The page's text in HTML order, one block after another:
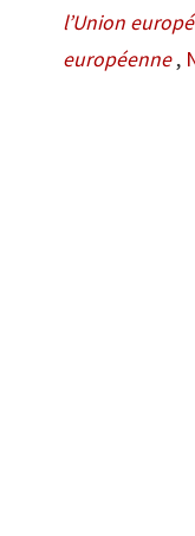
l’Union
européenne ,